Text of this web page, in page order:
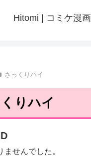
Hitomi | コミケ漫画
さっくりハイ
りハイ
せんでした。